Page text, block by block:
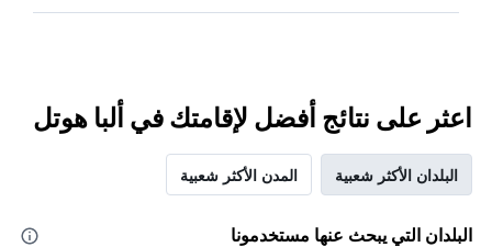
اعثر على نتائج أفضل لإقامتك في ألبا هوتل
البلدان الأكثر شعبية المدن الأكثر شعبية
البلدان التي يبحث عنها مستخدمونا